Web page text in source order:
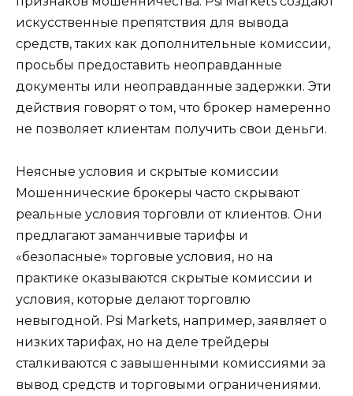
искусственные препятствия для вывода
средств, таких как дополнительные комиссии,
просьбы предоставить неоправданные
документы или неоправданные задержки. Эти
действия говорят о том, что брокер намеренно
не позволяет клиентам получить свои деньги.
Неясные условия и скрытые комиссии
Мошеннические брокеры часто скрывают
реальные условия торговли от клиентов. Они
предлагают заманчивые тарифы и
«безопасные» торговые условия, но на
практике оказываются скрытые комиссии и
условия, которые делают торговлю
невыгодной. Psi Markets, например, заявляет о
низких тарифах, но на деле трейдеры
сталкиваются с завышенными комиссиями за
вывод средств и торговыми ограничениями.